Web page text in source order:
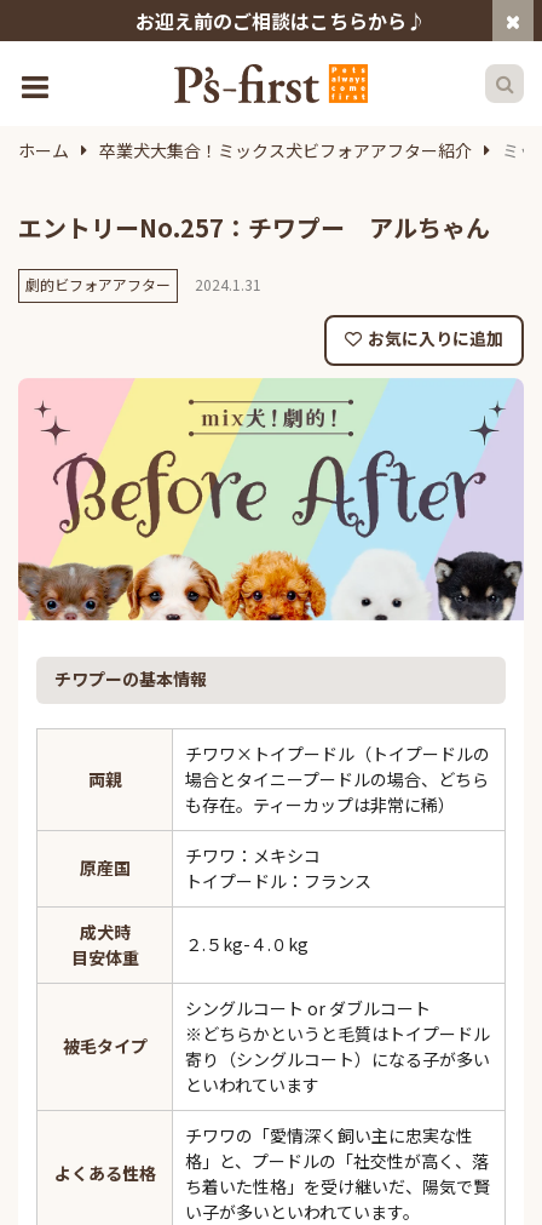
お迎え前のご相談はこちらから♪
ホーム 卒業犬大集合！ミックス犬ビフォアアフター紹介 ミ
エントリーNo.257：チワプー アルちゃん
劇的ビフォアアフター 2024.1.31
お気に入りに追加
チワプーの基本情報
両親
チワワ×トイプードル（トイプードルの
場合とタイニープードルの場合、どちら
も存在。ティーカップは非常に稀）
原産国
チワワ：メキシコ
トイプードル：フランス
成犬時
目安体重
２.５kg-４.０kg
被毛タイプ
シングルコート or ダブルコート
※どちらかというと毛質はトイプードル
寄り（シングルコート）になる子が多い
といわれています
よくある性格
チワワの「愛情深く飼い主に忠実な性
格」と、プードルの「社交性が高く、落
ち着いた性格」を受け継いだ、陽気で賢
い子が多いといわれています。